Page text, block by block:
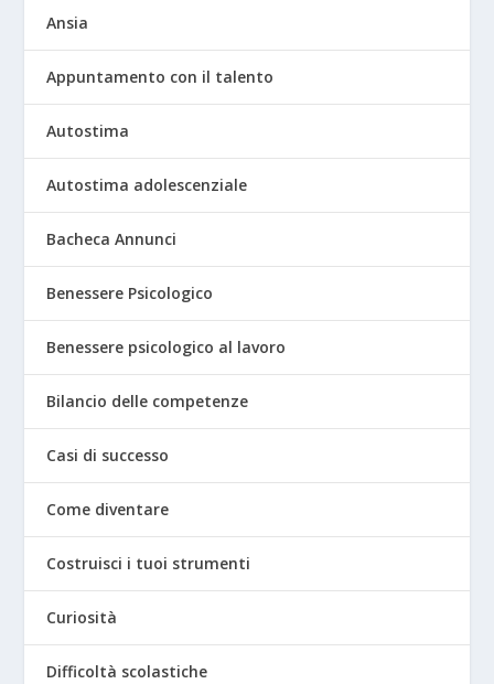
Ansia
Appuntamento con il talento
Autostima
Autostima adolescenziale
Bacheca Annunci
Benessere Psicologico
Benessere psicologico al lavoro
Bilancio delle competenze
Casi di successo
Come diventare
Costruisci i tuoi strumenti
Curiosità
Difficoltà scolastiche